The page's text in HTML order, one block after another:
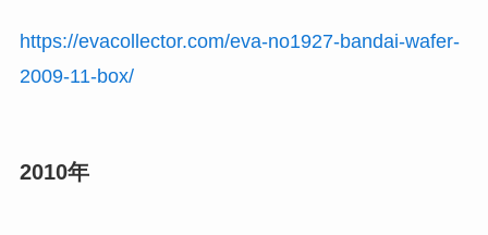
https://evacollector.com/eva-no1927-bandai-wafer-
2009-11-box/
2010年